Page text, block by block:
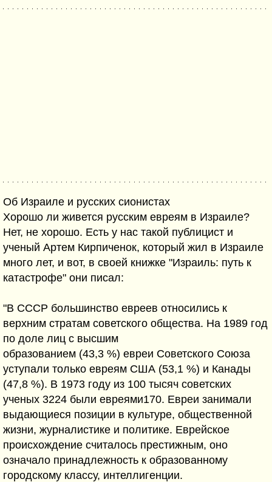
Об Израиле и русских сионистах
Хорошо ли живется русским евреям в Израиле?
Нет, не хорошо. Есть у нас такой публицист и
ученый Артем Кирпиченок, который жил в Израиле
много лет, и вот, в своей книжке "Израиль: путь к
катастрофе" они писал:
"В СССР большинство евреев относились к
верхним стратам советского общества. На 1989 год
по доле лиц с высшим
образованием (43,3 %) евреи Советского Союза
уступали только евреям США (53,1 %) и Канады
(47,8 %). В 1973 году из 100 тысяч советских
ученых 3224 были евреями170. Евреи занимали
выдающиеся позиции в культуре, общественной
жизни, журналистике и политике. Еврейское
происхождение считалось престижным, оно
означало принадлежность к образованному
городскому классу, интеллигенции.